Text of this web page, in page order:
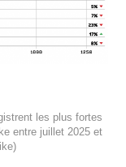
les plus fortes
entre juillet 2025 et